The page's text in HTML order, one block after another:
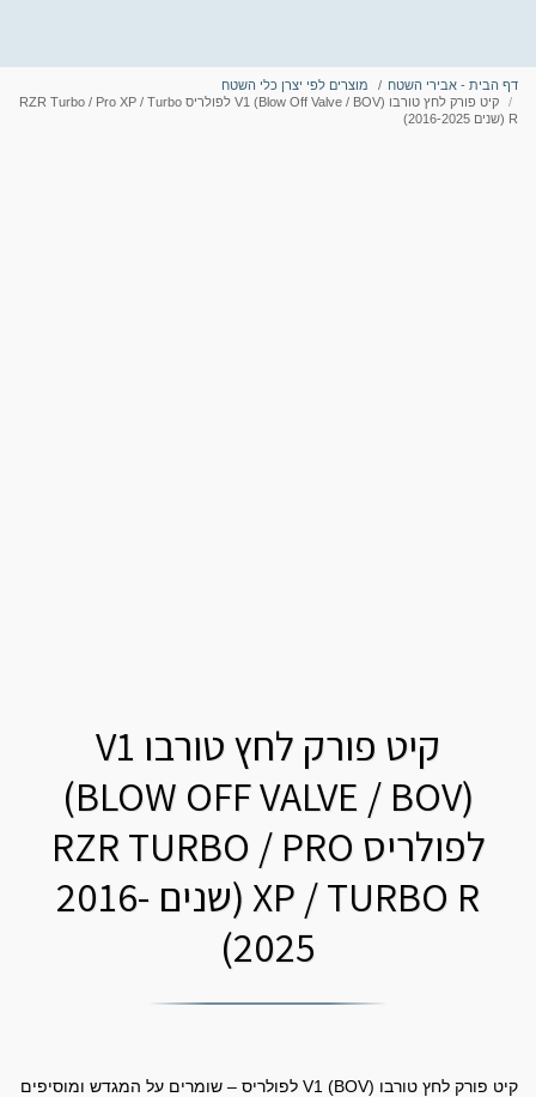
דף הבית - אבירי השטח
מוצרים לפי יצרן כלי השטח
קיט פורק לחץ טורבו V1 (Blow Off Valve / BOV) לפולריס RZR Turbo / Pro XP / Turbo
קיט פורק לחץ טורבו V1
(BLOW OFF VALVE / BOV)
לפולריס RZR TURBO / PRO
XP / TURBO R (שנים 2016-
2025)
קיט פורק לחץ טורבו (BOV) V1 לפולריס – שומרים על המגדש ומוסיפים